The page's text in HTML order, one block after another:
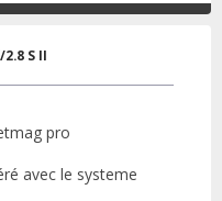
S II
pro
avec le systeme